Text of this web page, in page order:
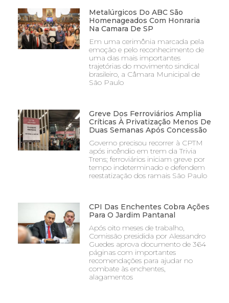
Metalúrgicos Do ABC São
Homenageados Com Honraria
Na Camara De SP
Em uma cerimônia marcada pela
emoção e pelo reconhecimento de
uma das mais importantes
trajetórias do movimento sindical
brasileiro, a Câmara Municipal de
São Paulo
Greve Dos Ferroviários Amplia
Críticas À Privatização Menos De
Duas Semanas Após Concessão
Governo precisou recorrer à CPTM
após incêndio em trem da Trivia
Trens; ferroviários iniciam greve por
tempo indeterminado e defendem
reestatização dos ramais São Paulo
CPI Das Enchentes Cobra Ações
Para O Jardim Pantanal
Após oito meses de trabalho,
Comissão presidida por Alessandro
Guedes aprova documento de 364
páginas com importantes
recomendações para ajudar no
combate às enchentes,
alagamentos